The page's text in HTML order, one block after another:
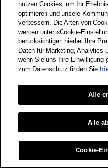
nutzen Cookies, um Ihr
optimieren und unsere
verbessern. Die Arten von
werden unter «Cookie-
berücksichtigen hierbei Ihre
Daten für Marketing, Analytics
wenn Sie uns Ihre Einwilligung
zum Datenschutz finden Sie
Cookie-
Alle
Alle